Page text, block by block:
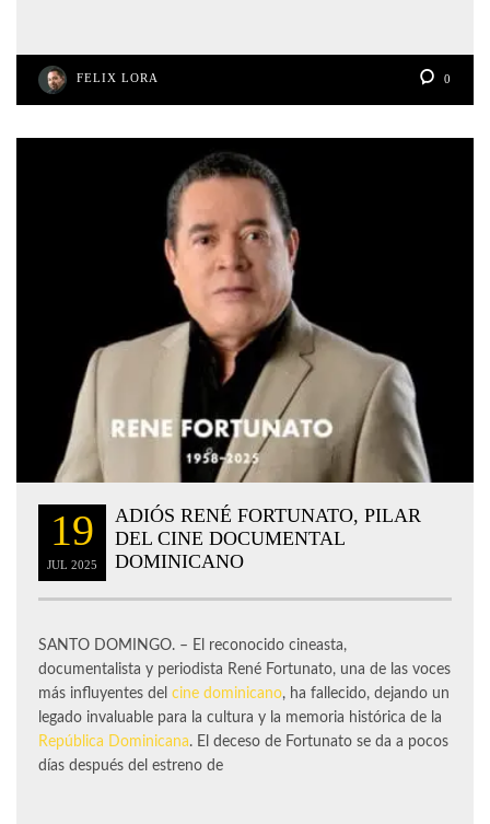
FELIX LORA 0
19
JUL 2025
ADIÓS RENÉ FORTUNATO, PILAR
DEL CINE DOCUMENTAL
DOMINICANO
SANTO DOMINGO. – El reconocido cineasta,
documentalista y periodista René Fortunato, una de las voces
más influyentes del cine dominicano, ha fallecido, dejando un
legado invaluable para la cultura y la memoria histórica de la
República Dominicana. El deceso de Fortunato se da a pocos
días después del estreno de